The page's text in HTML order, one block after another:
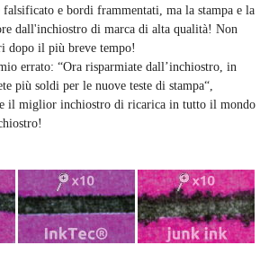
falsificato e bordi frammentati, ma la stampa e la
dall'inchiostro di marca di alta qualità! Non
dopo il più breve tempo!
errato: “Ora risparmiate dall’inchiostro, in
più soldi per le nuove teste di stampa“,
il miglior inchiostro di ricarica in tutto il mondo